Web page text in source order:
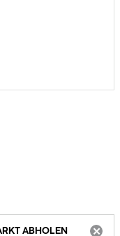
ABHOLEN